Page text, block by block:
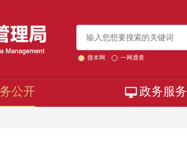
搜本网 一网通查
公开 政务服务